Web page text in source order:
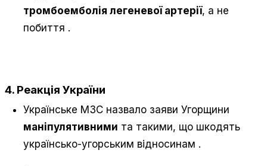
тромбоемболія легеневої артерії, а не
побиття .
4. Реакція України
Українське МЗС назвало заяви Угорщини
маніпулятивними та такими, що шкодять
українсько-угорським відносинам .